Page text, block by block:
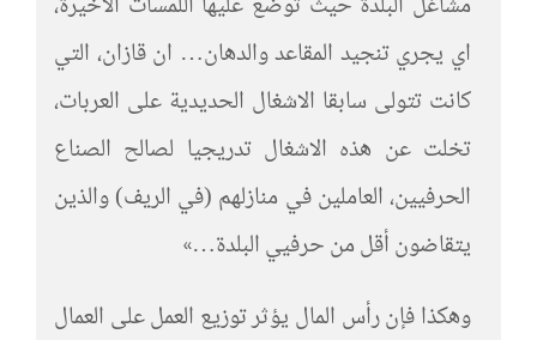
اي يجري تنجيد المقاعد والدهان… ان قازان، التي
كانت تتولى سابقا الاشغال الحديدية على العربات،
تخلت عن هذه الاشغال تدريجيا لصالح الصناع
الحرفيين، العاملين في منازلهم (في الريف) والذين
يتقاضون أقل من حرفيي البلدة…»
وهكذا فإن رأس المال يؤثر توزيع العمل على العمال